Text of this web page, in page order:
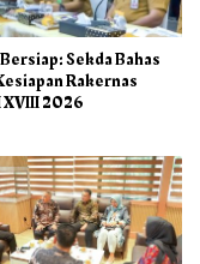
Sekda Bahas
Rakernas
XVIII 2026